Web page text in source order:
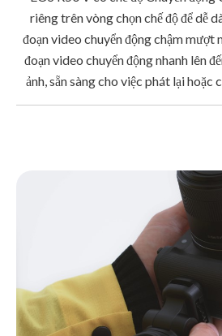
riêng trên vòng chọn chế độ để dễ
đoạn video chuyển động chậm mượt
đoạn video chuyển động nhanh lên
ảnh, sẵn sàng cho việc phát lại hoặc